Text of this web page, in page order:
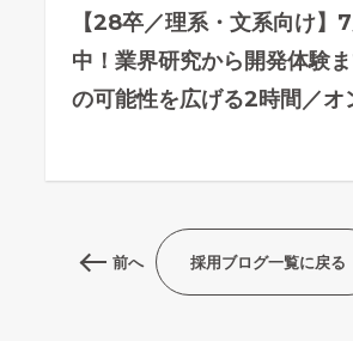
【28卒／理系・文系向け】
中！業界研究から開発体験
の可能性を広げる2時間／オ
前へ 採用ブログ一覧に戻る